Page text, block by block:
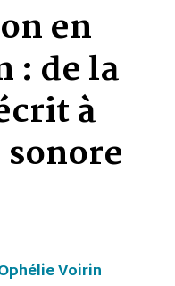
en
: de la
à
Voirin